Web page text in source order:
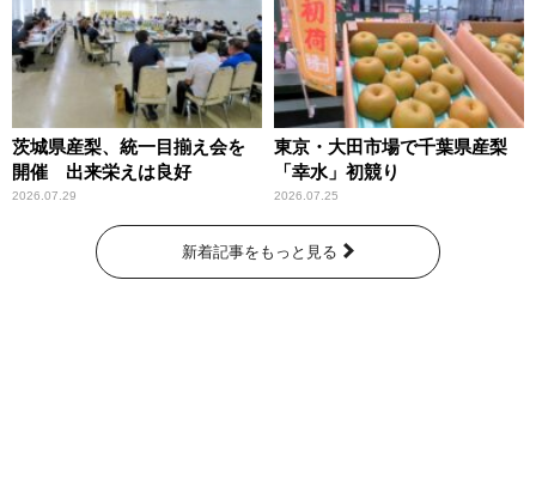
茨城県産梨、統一目揃え会を
開催 出来栄えは良好
2026.07.29
東京・大田市場で千葉県産梨
「幸水」初競り
2026.07.25
新着記事をもっと見る